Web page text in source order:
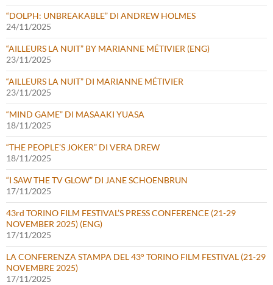
“DOLPH: UNBREAKABLE” DI ANDREW HOLMES
24/11/2025
“AILLEURS LA NUIT” BY MARIANNE MÉTIVIER (ENG)
23/11/2025
“AILLEURS LA NUIT” DI MARIANNE MÉTIVIER
23/11/2025
“MIND GAME” DI MASAAKI YUASA
18/11/2025
“THE PEOPLE’S JOKER” DI VERA DREW
18/11/2025
“I SAW THE TV GLOW” DI JANE SCHOENBRUN
17/11/2025
43rd TORINO FILM FESTIVAL’S PRESS CONFERENCE (21-29
NOVEMBER 2025) (ENG)
17/11/2025
LA CONFERENZA STAMPA DEL 43° TORINO FILM FESTIVAL (21-29
NOVEMBRE 2025)
17/11/2025